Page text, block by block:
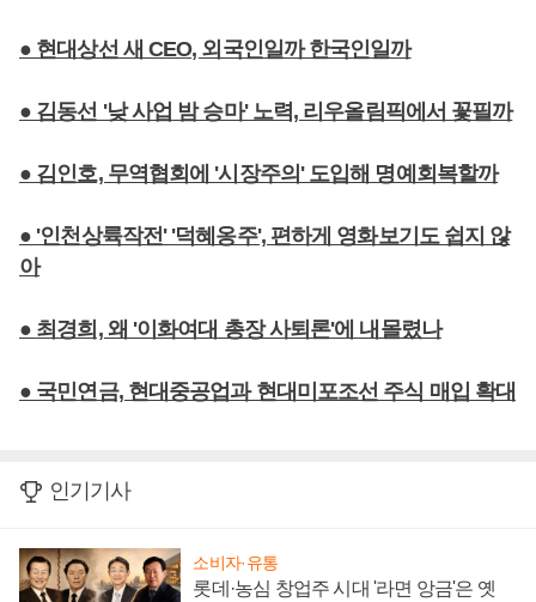
● 현대상선 새 CEO, 외국인일까 한국인일까
● 김동선 '낮 사업 밤 승마' 노력, 리우올림픽에서 꽃필까
● 김인호, 무역협회에 '시장주의' 도입해 명예회복할까
● '인천상륙작전' '덕혜옹주', 편하게 영화보기도 쉽지 않
아
● 최경희, 왜 '이화여대 총장 사퇴론'에 내몰렸나
● 국민연금, 현대중공업과 현대미포조선 주식 매입 확대
인기기사
소비자·유통
롯데·농심 창업주 시대 '라면 앙금'은 옛